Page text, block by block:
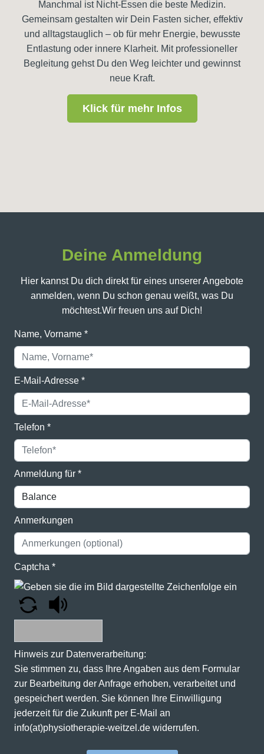
Manchmal ist Nicht-Essen die beste Medizin.
Gemeinsam gestalten wir Dein Fasten sicher, effektiv
und alltagstauglich – ob für mehr Energie, bewusste
Entlastung oder innere Klarheit. Mit professioneller
Begleitung gehst Du den Weg leichter und gewinnst
neue Kraft.
Klick für mehr Infos
Deine Anmeldung
Hier kannst Du dich direkt für eines unserer Angebote
anmelden, wenn Du schon genau weißt, was Du
möchtest.Wir freuen uns auf Dich!
Name, Vorname *
E-Mail-Adresse *
Telefon *
Anmeldung für *
Anmerkungen
Captcha *
Hinweis zur Datenverarbeitung:
Sie stimmen zu, dass Ihre Angaben aus dem Formular
zur Bearbeitung der Anfrage erhoben, verarbeitet und
gespeichert werden. Sie können Ihre Einwilligung
jederzeit für die Zukunft per E-Mail an
info(at)physiotherapie-weitzel.de widerrufen.